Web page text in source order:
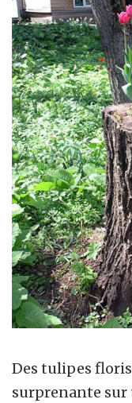
Des tulipes
surprenante sur